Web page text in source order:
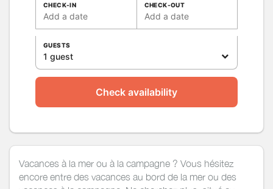
CHECK-IN
Add a date
CHECK-OUT
Add a date
GUESTS
1 guest
Check availability
Vacances à la mer ou à la campagne ? Vous hésitez
encore entre des vacances au bord de la mer ou des